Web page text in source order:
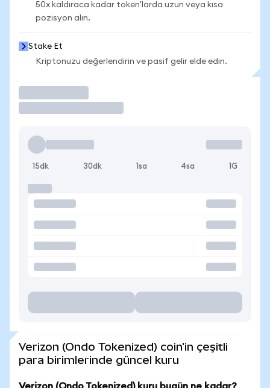
50x kaldıraca kadar token'larda uzun veya kısa
pozisyon alın.
Stake Et
Kriptonuzu değerlendirin ve pasif gelir elde edin.
15dk 30dk 1sa 4sa 1G
Verizon (Ondo Tokenized) coin'in çeşitli
para birimlerinde güncel kuru